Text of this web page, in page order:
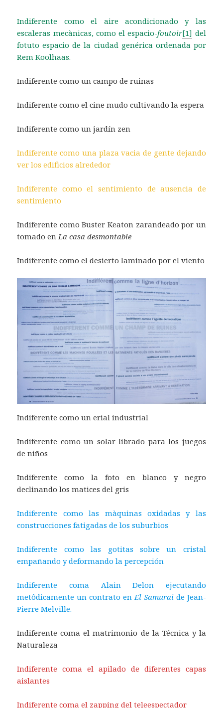
Indiferente como el aire acondicionado y las
escaleras mecànicas, como el espacio-foutoir[1] del
fotuto espacio de la ciudad genérica ordenada por
Rem Koolhaas.
Indiferente como un campo de ruinas
Indiferente como el cine mudo cultivando la espera
Indiferente como un jardín zen
Indiferente como una plaza vacia de gente dejando
ver los edificios alrededor
Indiferente como el sentimiento de ausencia de
sentimiento
Indiferente como Buster Keaton zarandeado por un
tomado en La casa desmontable
Indiferente como el desierto laminado por el viento
Indiferente como un erial industrial
Indiferente como un solar librado para los juegos
de niños
Indiferente como la foto en blanco y negro
declinando los matices del gris
Indiferente como las màquinas oxidadas y las
construcciones fatigadas de los suburbios
Indiferente como las gotitas sobre un cristal
empañando y deformando la percepción
Indiferente coma Alain Delon ejecutando
metôdicamente un contrato enEl Samuraide Jean-
Pierre Melville.
Indiferente coma el matrimonio de la Técnica y la
Naturaleza
Indiferente coma el apilado de diferentes capas
aislantes
Indiferente coma el zapping del teleespectador